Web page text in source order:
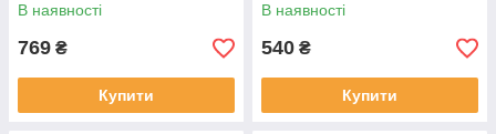
В наявності
769 ₴
Купити
В наявності
540 ₴
Купити